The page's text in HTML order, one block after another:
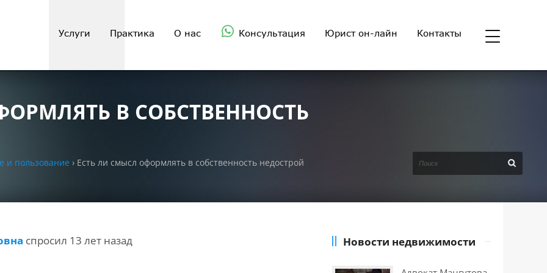
Услуги Практика О нас Консультация Юрист он-лайн Контакты
В СОБСТВЕННОСТЬ
и пользование › Есть ли смысл оформлять в собственность недострой
спросил 13 лет назад
Новости недвижимости